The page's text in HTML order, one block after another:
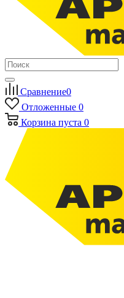
Сравнение0
Отложенные 0
Корзина пуста 0